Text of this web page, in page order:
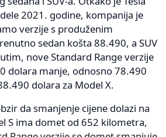
2021. godine, kompanija je
verzije s produženim
sedan košta 88.490, a SUV
nove Standard Range verzije
dolara manje, odnosno 78.490
dolara za Model X.
da smanjenje cijene dolazi na
S ima domet od 652 kilometra,